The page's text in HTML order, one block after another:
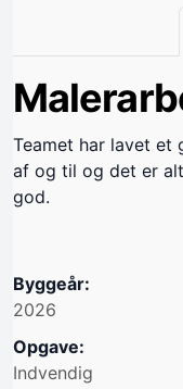
Teamet har lavet et
af og til og det er
god.
Byggeår:
2026
Opgave:
Indvendig